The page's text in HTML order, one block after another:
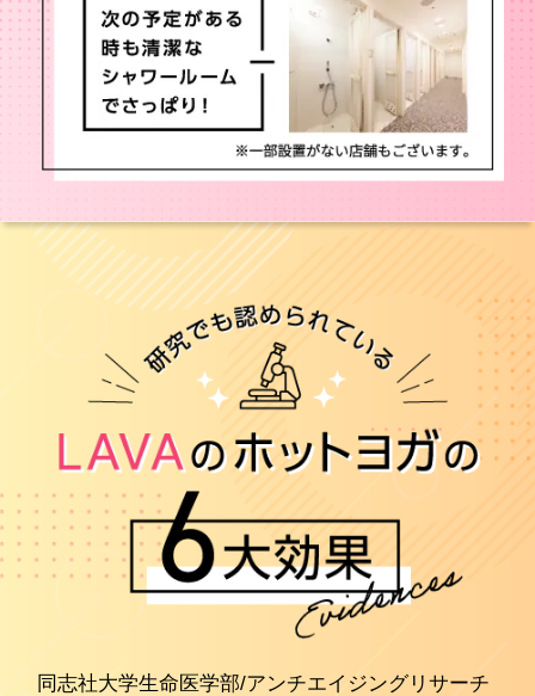
同志社大学生命医学部/アンチエイジングリサーチ